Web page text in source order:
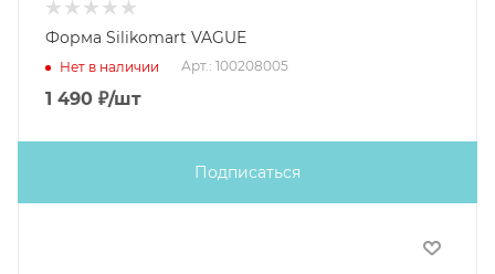
Форма Silikomart VAGUE
Нет в наличии Арт.: 100208005
1 490 ₽/шт
Подписаться